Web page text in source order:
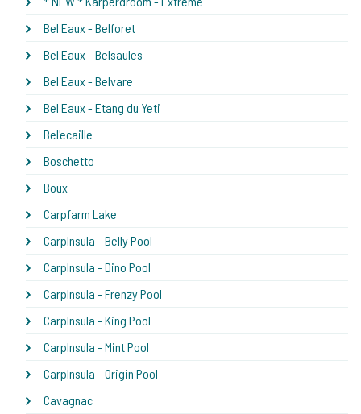
Bel Eaux - Belforet
Bel Eaux - Belsaules
Bel Eaux - Belvare
Bel Eaux - Etang du Yeti
Bel'ecaille
Boschetto
Boux
Carpfarm Lake
CarpInsula - Belly Pool
CarpInsula - Dino Pool
CarpInsula - Frenzy Pool
CarpInsula - King Pool
CarpInsula - Mint Pool
CarpInsula - Origin Pool
Cavagnac